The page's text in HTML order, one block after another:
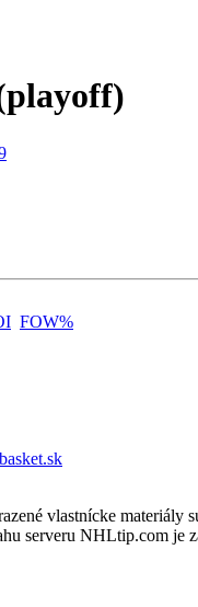
FOW%
vlastnícke materiály
serveru NHLtip.com je